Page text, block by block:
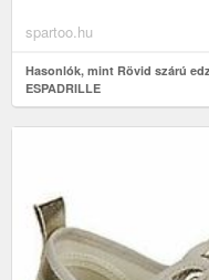
spartoo.hu
Hasonlók, mint Rövid szárú
ESPADRILLE